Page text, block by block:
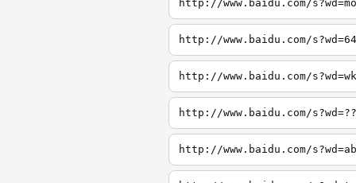
http://www.baidu.com/s?wd=mo
http://www.baidu.com/s?wd=64
http://www.baidu.com/s?wd=wk
http://www.baidu.com/s?wd=??
http://www.baidu.com/s?wd=ab